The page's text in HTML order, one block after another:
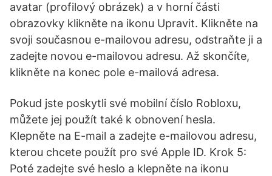
avatar (profilový obrázek) a v horní části
obrazovky klikněte na ikonu Upravit. Klikněte na
svoji současnou e-mailovou adresu, odstraňte ji a
zadejte novou e-mailovou adresu. Až skončíte,
klikněte na konec pole e-mailová adresa.
Pokud jste poskytli své mobilní číslo Robloxu,
můžete jej použít také k obnovení hesla.
Klepněte na E-mail a zadejte e-mailovou adresu,
kterou chcete použít pro své Apple ID. Krok 5:
Poté zadejte své heslo a klepněte na ikonu